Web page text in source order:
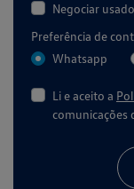
Negociar usado
Preferência de
Whatsapp
Li e aceito a
comunicações